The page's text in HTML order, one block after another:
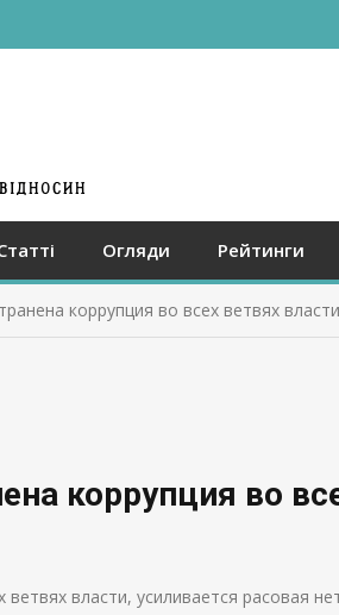
Огляди Рейтинги
коррупция во всех ветвях
коррупция во
власти, усиливается расовая